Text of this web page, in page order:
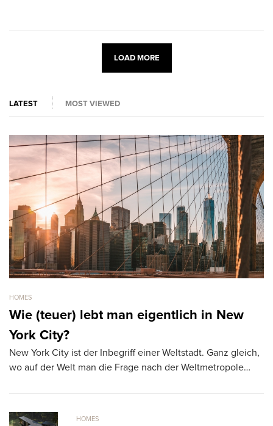
LOAD MORE
LATEST MOST VIEWED
HOMES
Wie (teuer) lebt man eigentlich in New
York City?
New York City ist der Inbegriff einer Weltstadt. Ganz gleich,
wo auf der Welt man die Frage nach der Weltmetropole…
HOMES